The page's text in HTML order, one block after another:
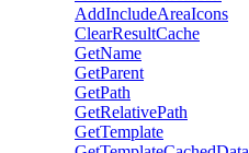
AddIncludeAreaIcons
ClearResultCache
GetName
GetParent
GetPath
GetRelativePath
GetTemplate